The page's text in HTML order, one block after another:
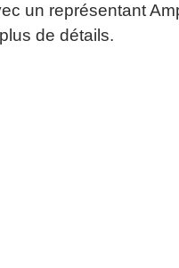
un représentant
de détails.